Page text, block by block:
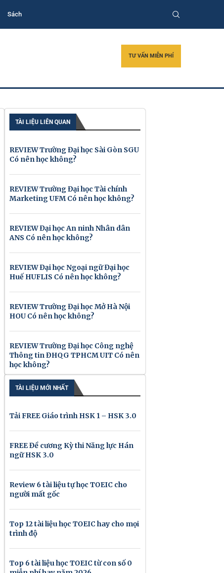
Sách
TƯ VẤN MIỄN PHÍ
TÀI LIỆU LIÊN QUAN
REVIEW Trường Đại học Sài Gòn SGU
Có nên học không?
REVIEW Trường Đại học Tài chính
Marketing UFM Có nên học không?
REVIEW Đại học An ninh Nhân dân
ANS Có nên học không?
REVIEW Đại học Ngoại ngữ Đại học
Huế HUFLIS Có nên học không?
REVIEW Trường Đại học Mở Hà Nội
HOU Có nên học không?
REVIEW Trường Đại học Công nghệ
Thông tin ĐHQG TPHCM UIT Có nên
học không?
TÀI LIỆU MỚI NHẤT
Tải FREE Giáo trình HSK 1 – HSK 3.0
FREE Đề cương Kỳ thi Năng lực Hán
ngữ HSK 3.0
Review 6 tài liệu tự học TOEIC cho
người mất gốc
Top 12 tài liệu học TOEIC hay cho mọi
trình độ
Top 6 tài liệu học TOEIC từ con số 0